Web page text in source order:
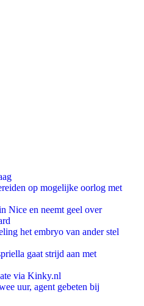
op mogelijke oorlog met
Nice en neemt geel over
het embryo van ander stel
gaat strijd aan met
via Kinky.nl
uur, agent gebeten bij